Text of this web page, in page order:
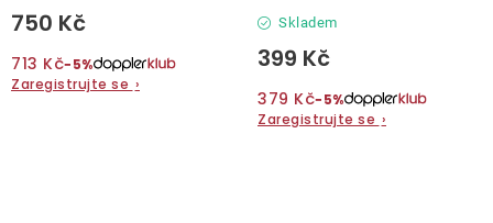
750 Kč
713 Kč−5%
Zaregistrujte se ›
Skladem
399 Kč
379 Kč−5%
Zaregistrujte se ›